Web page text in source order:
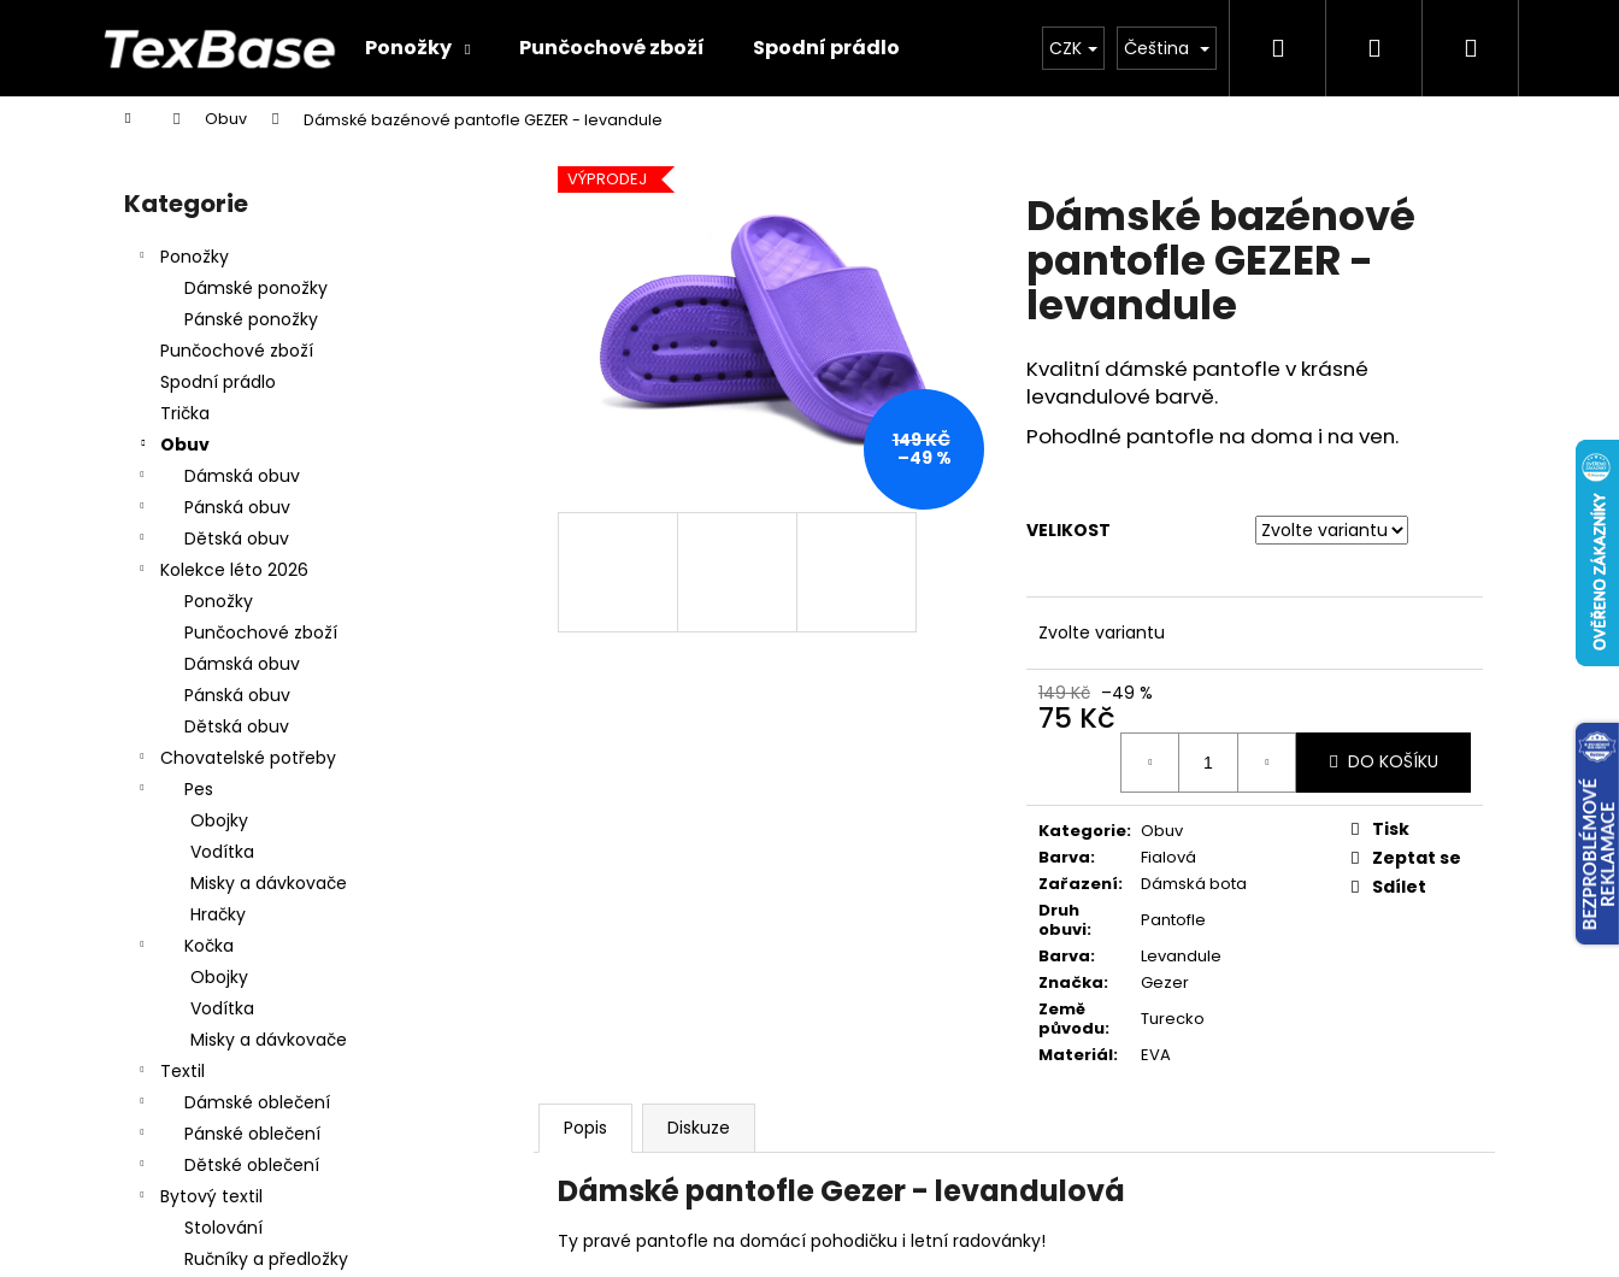
Ponožky Punčochové zboží Spodní prádlo Obuv Kolekce léto 2026 Chovatelské
CZK Čeština Hledat PřihlášeníNákupní
Domů Obuv Dámské bazénové pantofle GEZER - levandule
Přeskočit
kategorie
Kategorie
Ponožky
Dámské ponožky
Pánské ponožky
Punčochové zboží
Spodní prádlo
Trička
Obuv
Dámská obuv
Pánská obuv
Dětská obuv
Kolekce léto 2026
Ponožky
Punčochové zboží
Dámská obuv
Pánská obuv
Dětská obuv
Chovatelské potřeby
Pes
Obojky
Vodítka
Misky a dávkovače
Hračky
Kočka
Obojky
Vodítka
Misky a dávkovače
Textil
Dámské oblečení
Pánské oblečení
Dětské oblečení
Bytový textil
Stolování
Ručníky a předložky
Dámské bazénové
pantofle GEZER -
levandule
Kvalitní dámské pantofle v krásné
levandulové barvě.
Pohodlné pantofle na doma i na ven.
VELIKOST
Zvolte variantu
149 Kč –49 %
75 Kč
DO KOŠÍKU
Kategorie: Obuv
Barva:
Fialová
Zařazení:
Dámská bota
Druh
obuvi:
Pantofle
Barva:
Levandule
Značka:
Gezer
Země
původu:
Turecko
Materiál: EVA
Tisk
Zeptat se
Sdílet
VÝPRODEJ
149 KČ
–49 %
Popis Diskuze
Dámské pantofle Gezer - levandulová
Ty pravé pantofle na domácí pohodičku i letní radovánky!
í
Zpět
do
Zpět
do
Co potřebujete najít?
Doporučujeme